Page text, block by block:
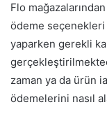
Flo
ödeme
yaparken gerekli
zaman ya da ürün
ödemelerini nasıl